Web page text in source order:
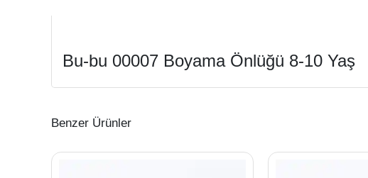
Bu-bu 00007 Boyama Önlüğü 8-10 Yaş
Benzer Ürünler